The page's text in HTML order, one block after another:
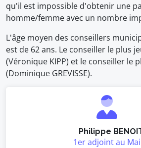
qu'il est impossible d'obtenir une
homme/femme avec un nombre
L'âge moyen des conseillers
est de 62 ans. Le conseiller le plus
(Véronique KIPP) et le conseiller le
(Dominique GREVISSE).
Philippe
1er adjoint au